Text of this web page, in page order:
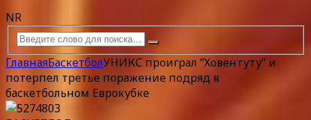
NR
ГлавнаяБаскетболУНИКС проиграл “Ховентуту” и
потерпел третье поражение подряд в
баскетбольном Еврокубке